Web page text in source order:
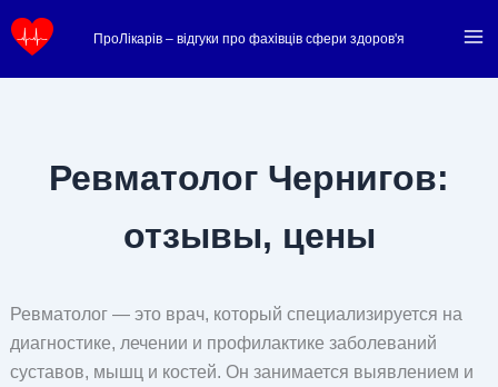
ПроЛікарів – відгуки про фахівців сфери здоров'я
Ревматолог Чернигов:
отзывы, цены
Ревматолог — это врач, который специализируется на
диагностике, лечении и профилактике заболеваний
суставов, мышц и костей. Он занимается выявлением и